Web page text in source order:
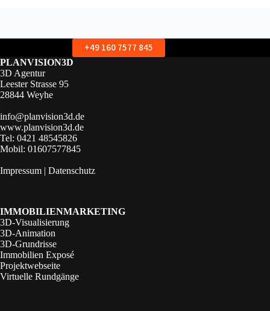
+49 160 7577 845
PLANVISION3D
3D Agentur
Leester Strasse 95
28844 Weyhe
info@planvision3d.de
www.planvision3d.de
Tel: 0421 48545826
Mobil: 01607577845
Impressum | Datenschutz
IMMOBILIENMARKETING
3D-Visualisierung
3D-Animation
3D-Grundrisse
Immobilien Exposé
Projektwebseite
Virtuelle Rundgänge